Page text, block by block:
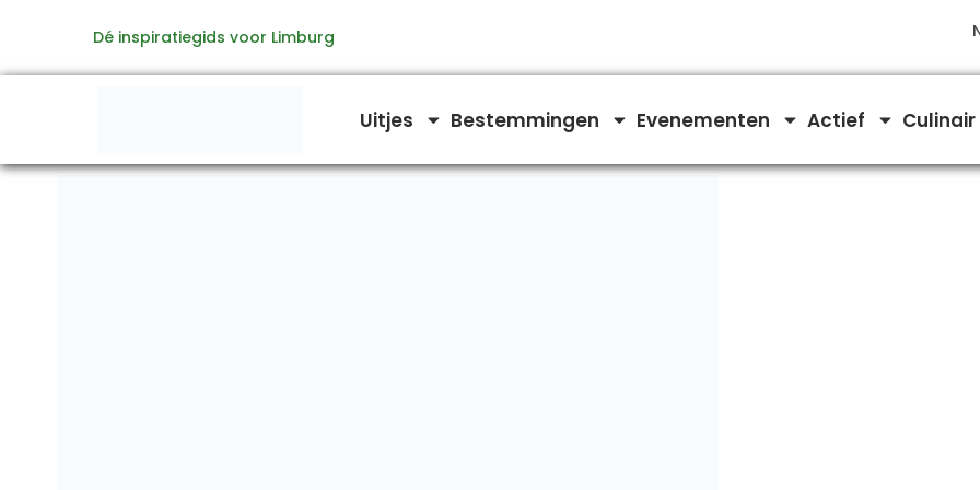
de
Dé inspiratiegids voor Limburg
Uitjes Bestemmingen Evenementen Actief Culinair